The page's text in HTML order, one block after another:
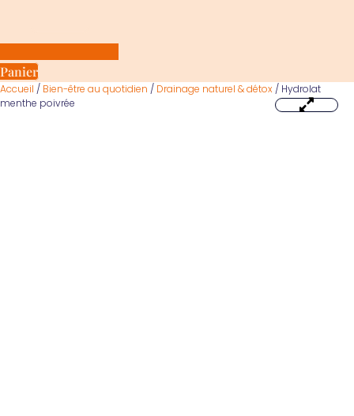
Panier
Accueil / Bien-être au quotidien / Drainage naturel & détox / Hydrolat
menthe poivrée